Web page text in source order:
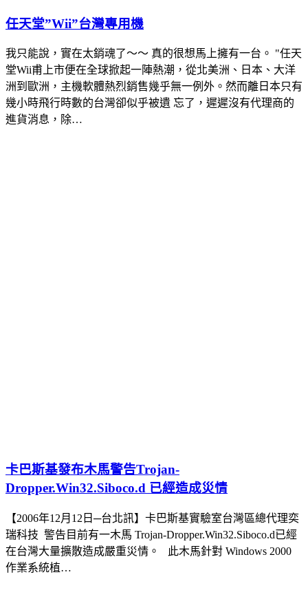
任天堂”Wii”台灣專用機
我只能說，實在太銷魂了～～ 真的很想馬上擁有一台。 "任天
堂Wii甫上市便在全球掀起一陣熱潮，從北美洲、日本、大洋
洲到歐洲，主機軟體熱烈銷售幾乎無一例外。然而離日本只有
幾小時飛行時數的台灣卻似乎被遺 忘了，遲遲沒有代理商的
進貨消息，除…
卡巴斯基發布木馬警告Trojan-
Dropper.Win32.Siboco.d 已經造成災情
【2006年12月12日─台北訊】卡巴斯基實驗室台灣區總代理奕
瑞科技 警告目前有一木馬 Trojan-Dropper.Win32.Siboco.d已經
在台灣大量擴散造成嚴重災情。 此木馬針對 Windows 2000
作業系統植…